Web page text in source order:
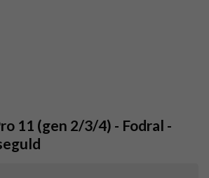
11 (gen 2/3/4) - Fodral -